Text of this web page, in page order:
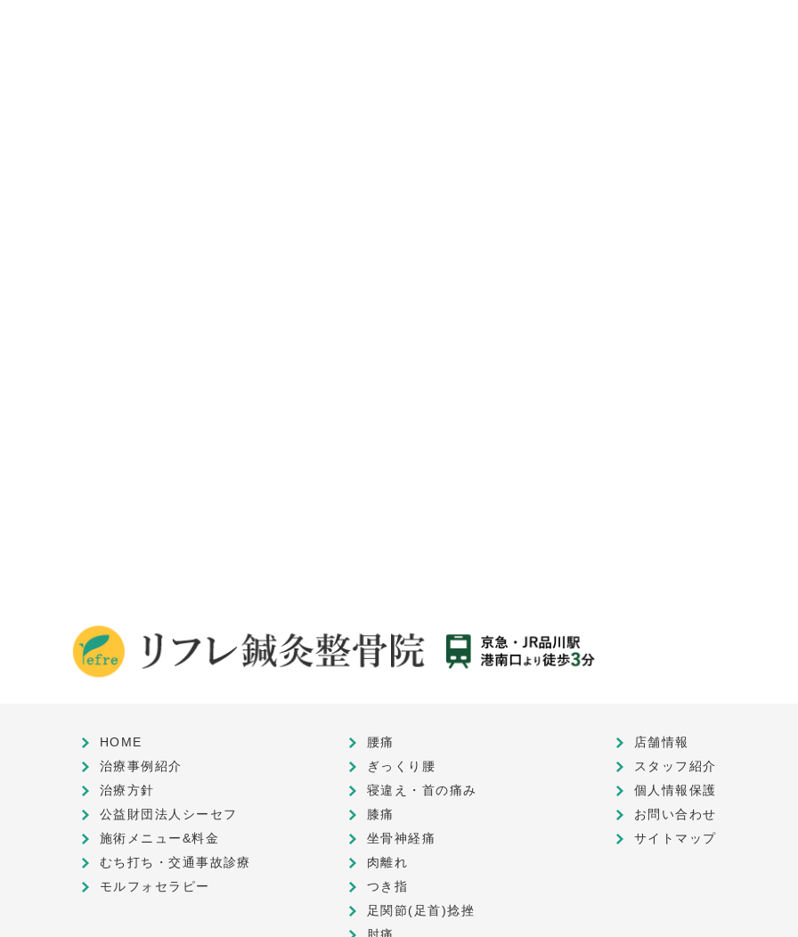
HOME
治療事例紹介
治療方針
公益財団法人シーセフ
施術メニュー&料金
むち打ち・交通事故診療
モルフォセラピー
腰痛
ぎっくり腰
寝違え・首の痛み
膝痛
坐骨神経痛
肉離れ
つき指
足関節(足首)捻挫
店舗情報
スタッフ紹介
個人情報保護
お問い合わせ
サイトマップ